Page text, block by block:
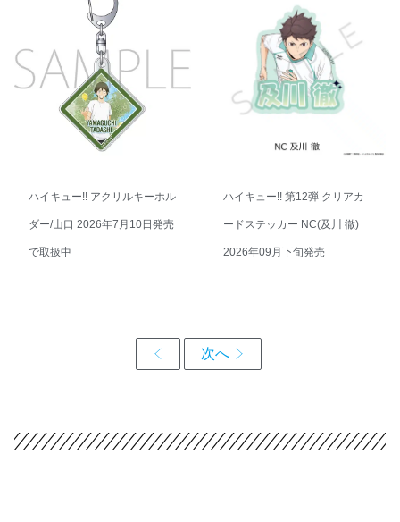
ハイキュー!! アクリルキーホル
ダー/山口 2026年7月10日発売
で取扱中
ハイキュー!! 第12弾 クリアカ
ードステッカー NC(及川 徹)
2026年09月下旬発売